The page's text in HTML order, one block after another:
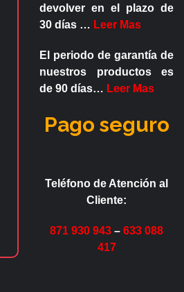
devolver en el plazo de
30 días … Leer Mas
El periodo de garantía de
nuestros productos es
de 90 días… Leer Mas
Pago seguro
Teléfono de Atención al
Cliente:
871 930 943 – 633 088
417